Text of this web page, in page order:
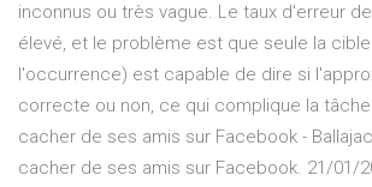
inconnus ou très vague. Le taux d'erreur
élevé, et le problème est que seule la
l'occurrence) est capable de dire si
correcte ou non, ce qui complique la
cacher de ses amis sur Facebook -
cacher de ses amis sur Facebook. 21/01/